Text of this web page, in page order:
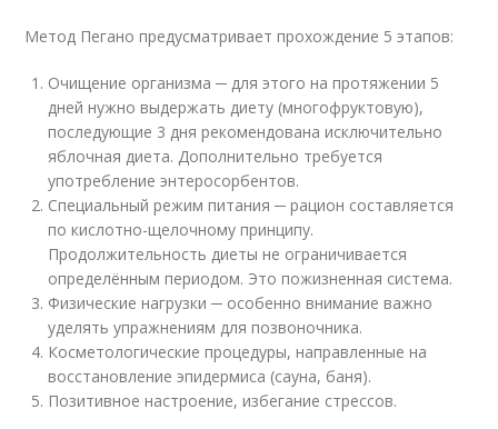
Метод Пегано предусматривает прохождение 5 этапов:
Очищение организма ─ для этого на протяжении 5
дней нужно выдержать диету (многофруктовую),
последующие 3 дня рекомендована исключительно
яблочная диета. Дополнительно требуется
употребление энтеросорбентов.
Специальный режим питания ─ рацион составляется
по кислотно-щелочному принципу.
Продолжительность диеты не ограничивается
определённым периодом. Это пожизненная система.
Физические нагрузки ─ особенно внимание важно
уделять упражнениям для позвоночника.
Косметологические процедуры, направленные на
восстановление эпидермиса (сауна, баня).
Позитивное настроение, избегание стрессов.